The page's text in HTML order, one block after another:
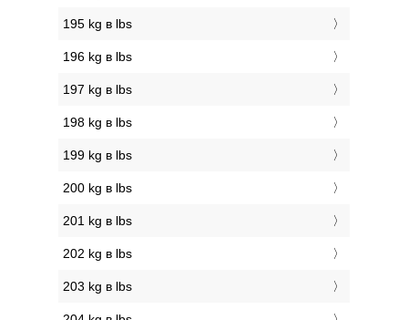
195 kg в lbs
196 kg в lbs
197 kg в lbs
198 kg в lbs
199 kg в lbs
200 kg в lbs
201 kg в lbs
202 kg в lbs
203 kg в lbs